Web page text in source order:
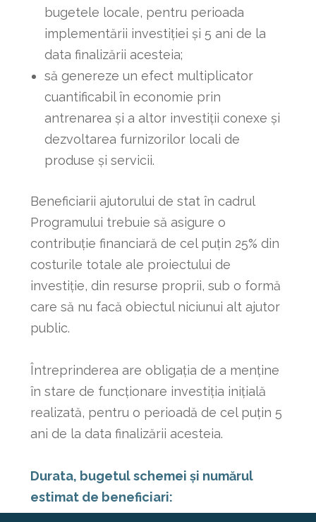
bugetele locale, pentru perioada
implementării investiţiei şi 5 ani de la
data finalizării acesteia;
să genereze un efect multiplicator
cuantificabil în economie prin
antrenarea şi a altor investiţii conexe şi
dezvoltarea furnizorilor locali de
produse şi servicii.
Beneficiarii ajutorului de stat în cadrul
Programului trebuie să asigure o
contribuție financiară de cel puțin 25% din
costurile totale ale proiectului de
investiție, din resurse proprii, sub o formă
care să nu facă obiectul niciunui alt ajutor
public.
Întreprinderea are obligaţia de a menţine
în stare de funcţionare investiţia iniţială
realizată, pentru o perioadă de cel puţin 5
ani de la data finalizării acesteia.
Durata, bugetul schemei și numărul
estimat de beneficiari: